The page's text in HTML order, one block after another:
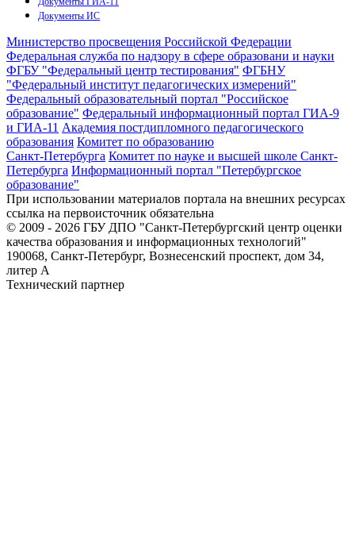
Документы ИС
Министерство просвещения Российской Федерации
Федеральная служба по надзору в сфере образовани и науки
ФГБУ "Федеральный центр тестирования" ФГБНУ
"Федеральный институт педагогических измерений"
Федеральный образовательный портал "Российское
образование" Федеральный информационный портал ГИА-9
и ГИА-11 Академия постдипломного педагогического
образования Комитет по образованию
Санкт-Петербурга Комитет по науке и высшей школе Санкт-
Петербурга Информационный портал "Петербургское
образование"
При использовании материалов портала на внешних ресурсах
ссылка на первоисточник обязательна
© 2009 - 2026 ГБУ ДПО "Санкт-Петербургский центр оценки
качества образования и информационных технологий"
190068, Санкт-Петербург, Вознесенский проспект, дом 34,
литер А
Технический партнер